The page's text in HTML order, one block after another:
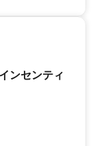
ンセンティ